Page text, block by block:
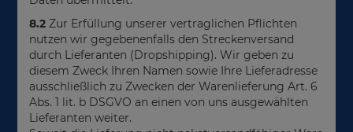
8.2 Zur Erfüllung unserer vertraglichen Pflichten
nutzen wir gegebenenfalls den Streckenversand
durch Lieferanten (Dropshipping). Wir geben zu
diesem Zweck Ihren Namen sowie Ihre Lieferadresse
ausschließlich zu Zwecken der Warenlieferung Art. 6
Abs. 1 lit. b DSGVO an einen von uns ausgewählten
Lieferanten weiter.